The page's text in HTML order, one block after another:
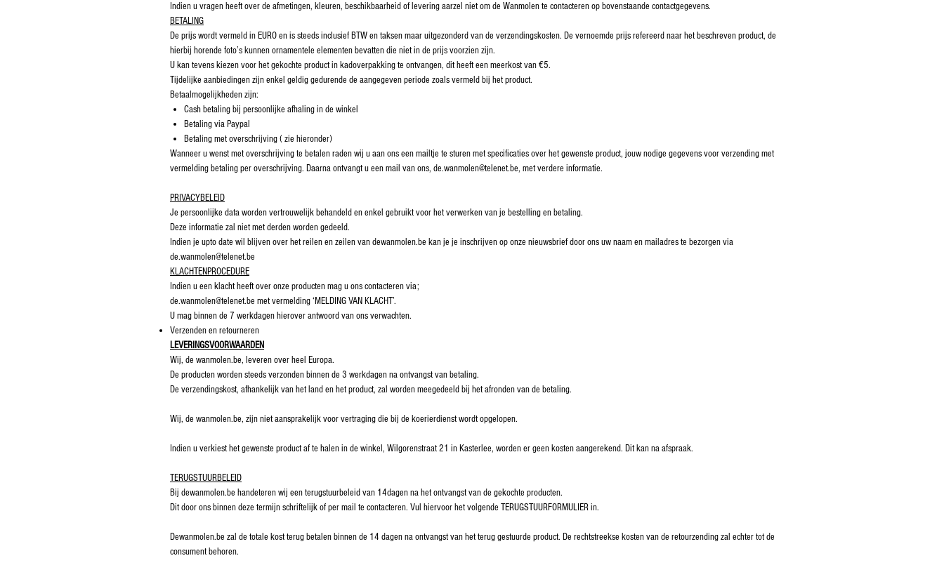
Indien u vragen heeft over de afmetingen, kleuren, beschikbaarheid of levering aarzel niet om de Wanmolen te contacteren op bovenstaande contactgegevens.
BETALING
De prijs wordt vermeld in EURO en is steeds inclusief BTW en taksen maar uitgezonderd van de verzendingskosten. De vernoemde prijs refereerd naar het beschreven product, de
hierbij horende foto’s kunnen ornamentele elementen bevatten die niet in de prijs voorzien zijn.
U kan tevens kiezen voor het gekochte product in kadoverpakking te ontvangen, dit heeft een meerkost van €5.
Tijdelijke aanbiedingen zijn enkel geldig gedurende de aangegeven periode zoals vermeld bij het product.
Betaalmogelijkheden zijn:
Cash betaling bij persoonlijke afhaling in de winkel
Betaling via Paypal
Betaling met overschrijving ( zie hieronder)
Wanneer u wenst met overschrijving te betalen raden wij u aan ons een mailtje te sturen met specificaties over het gewenste product, jouw nodige gegevens voor verzending met
vermelding betaling per overschrijving. Daarna ontvangt u een mail van ons, de.wanmolen@telenet.be, met verdere informatie.
PRIVACYBELEID
Je persoonlijke data worden vertrouwelijk behandeld en enkel gebruikt voor het verwerken van je bestelling en betaling.
Deze informatie zal niet met derden worden gedeeld.
Indien je upto date wil blijven over het reilen en zeilen van dewanmolen.be kan je je inschrijven op onze nieuwsbrief door ons uw naam en mailadres te bezorgen via
de.wanmolen@telenet.be
KLACHTENPROCEDURE
Indien u een klacht heeft over onze producten mag u ons contacteren via;
de.wanmolen@telenet.be met vermelding ‘MELDING VAN KLACHT’.
U mag binnen de 7 werkdagen hierover antwoord van ons verwachten.
Verzenden en retourneren
LEVERINGSVOORWAARDEN
Wij, de wanmolen.be, leveren over heel Europa.
De producten worden steeds verzonden binnen de 3 werkdagen na ontvangst van betaling.
De verzendingskost, afhankelijk van het land en het product, zal worden meegedeeld bij het afronden van de betaling.
Wij, de wanmolen.be, zijn niet aansprakelijk voor vertraging die bij de koerierdienst wordt opgelopen.
Indien u verkiest het gewenste product af te halen in de winkel, Wilgorenstraat 21 in Kasterlee, worden er geen kosten aangerekend. Dit kan na afspraak.
TERUGSTUURBELEID
Bij dewanmolen.be handeteren wij een terugstuurbeleid van 14dagen na het ontvangst van de gekochte producten.
Dit door ons binnen deze termijn schriftelijk of per mail te contacteren. Vul hiervoor het volgende TERUGSTUURFORMULIER in.
Dewanmolen.be zal de totale kost terug betalen binnen de 14 dagen na ontvangst van het terug gestuurde product. De rechtstreekse kosten van de retourzending zal echter tot de
consument behoren.